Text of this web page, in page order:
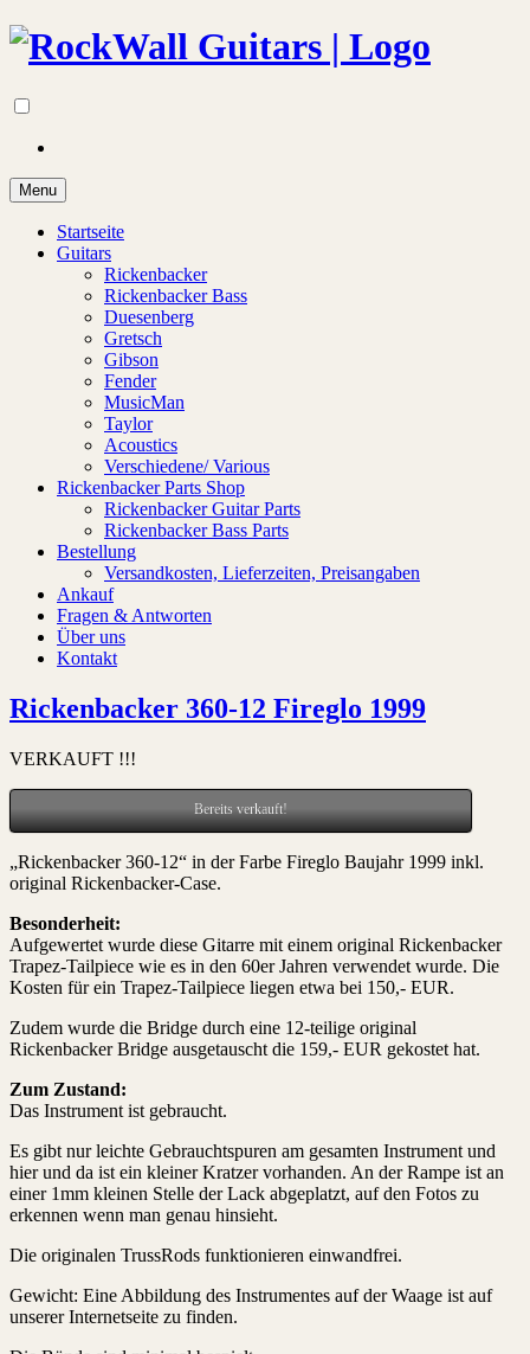
Menu
Startseite
Guitars
Rickenbacker
Rickenbacker Bass
Duesenberg
Gretsch
Gibson
Fender
MusicMan
Taylor
Acoustics
Verschiedene/ Various
Rickenbacker Parts Shop
Rickenbacker Guitar Parts
Rickenbacker Bass Parts
Bestellung
Versandkosten, Lieferzeiten, Preisangaben
Ankauf
Fragen & Antworten
Über uns
Kontakt
Rickenbacker 360-12 Fireglo 1999
VERKAUFT !!!
Bereits verkauft!
„Rickenbacker 360-12“ in der Farbe Fireglo Baujahr 1999 inkl.
original Rickenbacker-Case.
Besonderheit:
Aufgewertet wurde diese Gitarre mit einem original Rickenbacker
Trapez-Tailpiece wie es in den 60er Jahren verwendet wurde. Die
Kosten für ein Trapez-Tailpiece liegen etwa bei 150,- EUR.
Zudem wurde die Bridge durch eine 12-teilige original
Rickenbacker Bridge ausgetauscht die 159,- EUR gekostet hat.
Zum Zustand:
Das Instrument ist gebraucht.
Es gibt nur leichte Gebrauchtspuren am gesamten Instrument und
hier und da ist ein kleiner Kratzer vorhanden. An der Rampe ist an
einer 1mm kleinen Stelle der Lack abgeplatzt, auf den Fotos zu
erkennen wenn man genau hinsieht.
Die originalen TrussRods funktionieren einwandfrei.
Gewicht: Eine Abbildung des Instrumentes auf der Waage ist auf
unserer Internetseite zu finden.